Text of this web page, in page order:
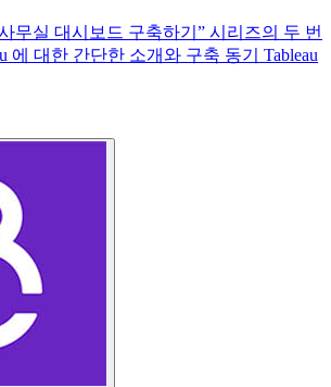
무실 대시보드 구축하기” 시리즈의 두 번
에 대한 간단한 소개와 구축 동기 Tableau